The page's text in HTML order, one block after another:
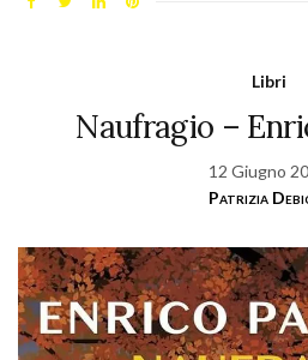
Libri
Naufragio –
12 Giugno
Patrizia